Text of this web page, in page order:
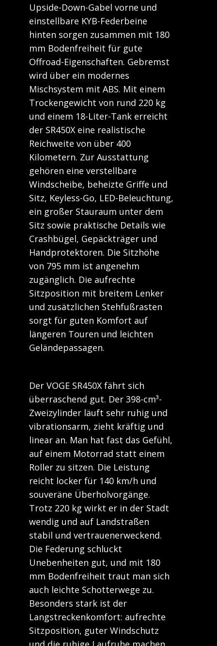
Upside-Down-Gabel vorne und
einstellbare KYB-Federbeine
hinten sorgen zusammen mit 180
mm Bodenfreiheit für gute
Offroad-Eigenschaften. Gebremst
wird über ein modernes
Mischsystem mit ABS. Mit einem
Trockengewicht von rund 220 kg
und einem 18-Liter-Tank erreicht
der SR450X eine realistische
Reichweite von über 400
Kilometern. Zur Ausstattung
gehören eine verstellbare
Windscheibe, beheizte Griffe und
Sitz, Keyless-Go, LED-Beleuchtung,
ein großer Stauraum unter dem
Sitz sowie praktische Details wie
Crashbügel, Gepäckträger und
Handprotektoren. Die Sitzhöhe
von 795 mm ist angenehm
zugänglich. Die aufrechte
Sitzposition mit breitem Lenker
und zusätzlichen Stehfußrasten
sorgt für guten Komfort auf
längeren Touren und leichten
Geländepassagen.
Der VOGE SR450X fährt sich
überraschend gut. Der 398-cm³-
Zweizylinder läuft sehr ruhig und
vibrationsarm, zieht kräftig und
linear an. Man hat fast das Gefühl,
auf einem Motorrad statt einem
Roller zu sitzen. Die Leistung
reicht locker für 140 km/h und
souveräne Überholvorgänge.
Trotz 220 kg wirkt er in der Stadt
wendig und auf Landstraßen
stabil und vertrauenerweckend.
Die Federung schluckt
Unebenheiten gut, und mit 180
mm Bodenfreiheit traut man sich
auch leichte Schotterwege zu.
Besonders stark ist der
Langstreckenkomfort: aufrechte
Sitzposition, guter Windschutz